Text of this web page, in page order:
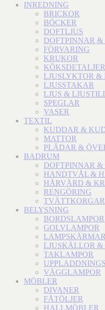
INREDNING
BRICKOR
BÖCKER
DOFTLJUS
DOFTPINNAR &
FÖRVARING
KRUKOR
KÖKSDETALJER
LJUSLYKTOR
LJUSSTAKAR
LJUS &
SPEGLAR
VASER
TEXTIL
KUDDAR &
MATTOR
PLÄDAR &
BADRUM
DOFTPINNAR &
HANDTVÅL &
HÅRVÅRD &
RENGÖRING
BELYSNING
BORDSLAMPOR
GOLVLAMPOR
LAMPSKÄRMAR
LJUSKÄLLOR &
TAKLAMPOR
VÄGGLAMPOR
MÖBLER
DIVANER
FÅTÖLJER
HALLMÖBLER